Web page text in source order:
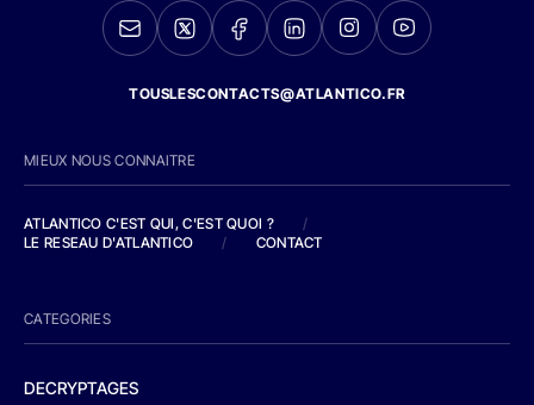
TOUSLESCONTACTS@ATLANTICO.FR
MIEUX NOUS CONNAITRE
ATLANTICO C'EST QUI, C'EST QUOI ?
/
LE RESEAU D'ATLANTICO
/ CONTACT
CATEGORIES
DECRYPTAGES